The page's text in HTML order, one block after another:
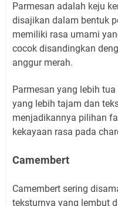
Parmesan adalah keju
disajikan dalam bentuk
memiliki rasa umami
cocok disandingkan
anggur merah.
Parmesan yang lebih
yang lebih tajam dan
menjadikannya pilihan
kekayaan rasa pada
Camembert
Camembert sering
teksturnya yang lembut